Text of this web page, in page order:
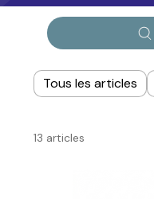
Tous les articles
13 articles